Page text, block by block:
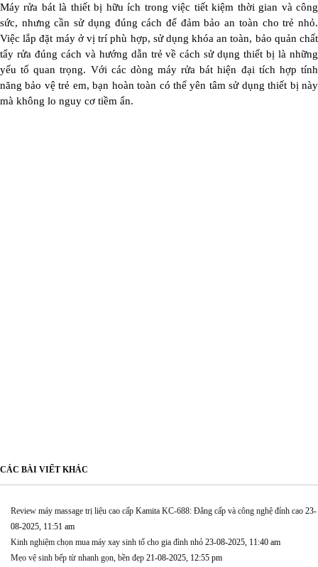
Máy rửa bát là thiết bị hữu ích trong việc tiết kiệm thời gian và công
sức, nhưng cần sử dụng đúng cách để đảm bảo an toàn cho trẻ nhỏ.
Việc lắp đặt máy ở vị trí phù hợp, sử dụng khóa an toàn, bảo quản chất
tẩy rửa đúng cách và hướng dẫn trẻ về cách sử dụng thiết bị là những
yếu tố quan trọng. Với các dòng máy rửa bát hiện đại tích hợp tính
năng bảo vệ trẻ em, bạn hoàn toàn có thể yên tâm sử dụng thiết bị này
mà không lo nguy cơ tiềm ẩn.
CÁC BÀI VIẾT KHÁC
Review máy massage trị liệu cao cấp Kamita KC-688: Đẳng cấp và công nghệ đỉnh cao 23-
08-2025, 11:51 am
Kinh nghiệm chọn mua máy xay sinh tố cho gia đình nhỏ 23-08-2025, 11:40 am
Mẹo vệ sinh bếp từ nhanh gọn, bền đẹp 21-08-2025, 12:55 pm